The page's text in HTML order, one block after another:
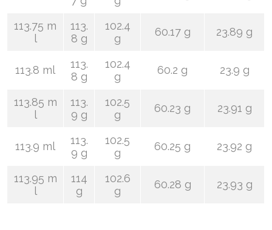
113.75 m
l
113.
8 g
102.4
g
60.17 g 23.89 g
113.8 ml
113.
8 g
102.4
g
60.2 g 23.9 g
113.85 m
l
113.
9 g
102.5
g
60.23 g 23.91 g
113.9 ml
113.
9 g
102.5
g
60.25 g 23.92 g
113.95 m
l
114
g
102.6
g
60.28 g 23.93 g